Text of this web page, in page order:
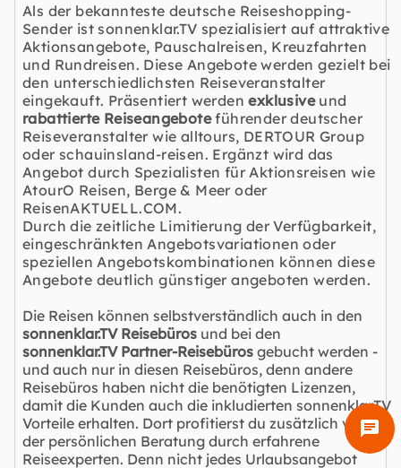
Als der bekannteste deutsche Reiseshopping-
Sender ist sonnenklar.TV spezialisiert auf attraktive
Aktionsangebote, Pauschalreisen, Kreuzfahrten
und Rundreisen. Diese Angebote werden gezielt bei
den unterschiedlichsten Reiseveranstalter
eingekauft. Präsentiert werdenexklusive und
rabattierte Reiseangeboteführender deutscher
Reiseveranstalter wie alltours, DERTOUR Group
oder schauinsland-reisen. Ergänzt wird das
Angebot durch Spezialisten für Aktionsreisen wie
AtourO Reisen, Berge & Meer oder
ReisenAKTUELL.COM.
Durch die zeitliche Limitierung der Verfügbarkeit,
eingeschränkten Angebotsvariationen oder
speziellen Angebotskombinationen können diese
Angebote deutlich günstiger angeboten werden.
Die Reisen können selbstverständlich auch in den
sonnenklar.TV Reisebüros und bei den
sonnenklar.TV Partner-Reisebüros gebucht werden -
und auch nur in diesen Reisebüros, denn andere
Reisebüros haben nicht die benötigten Lizenzen,
damit die Kunden auch die inkludierten sonnenklar.TV
Vorteile erhalten. Dort profitierst du zusätzlich von
der persönlichen Beratung durch erfahrene
Reiseexperten. Denn nicht jedes Urlaubsangebot
chat